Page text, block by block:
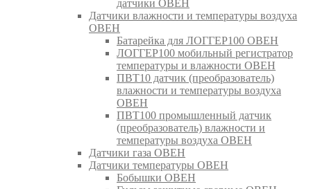
датчики ОВЕН
Датчики влажности и температуры воздуха
ОВЕН
Батарейка для ЛОГГЕР100 ОВЕН
ЛОГГЕР100 мобильный регистратор
температуры и влажности ОВЕН
ПВТ10 датчик (преобразователь)
влажности и температуры воздуха
ОВЕН
ПВТ100 промышленный датчик
(преобразователь) влажности и
температуры воздуха ОВЕН
Датчики газа ОВЕН
Датчики температуры ОВЕН
Бобышки ОВЕН